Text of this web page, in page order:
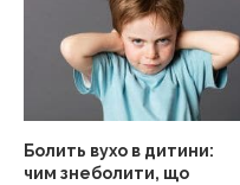
Болить вухо в дитини:
чим знеболити, що